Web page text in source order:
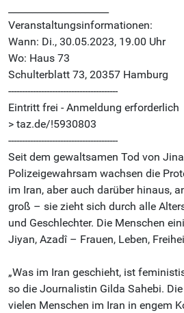
Veranstaltungsinformationen:
Wann: Di., 30.05.2023, 19.00 Uhr
Wo: Haus 73
Schulterblatt 73, 20357 Hamburg
----------------------------------------
Eintritt frei - Anmeldung erforderlich
> taz.de/!5930803
----------------------------------------
Seit dem gewaltsamen Tod von
Polizeigewahrsam wachsen die
im Iran, aber auch darüber hinaus,
groß – sie zieht sich durch alle
und Geschlechter. Die Menschen
Jiyan, Azadî – Frauen, Leben,
„Was im Iran geschieht, ist
so die Journalistin Gilda Sahebi.
vielen Menschen im Iran in engem